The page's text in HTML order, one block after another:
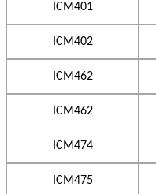
ICM401
ICM402
ICM462
ICM462
ICM474
ICM475